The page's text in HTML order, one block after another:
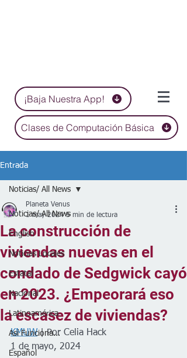
¡Baja Nuestra App!
Clases de Computación Básica
Entrada
Noticias/ All News
English
Noticias Locales
Estatal
Nacional
Latinoamérica
Así Funciona...
Español
Noticias/ All News
La construcción de
viviendas nuevas en el
condado de Sedgwick cayó
en 2023. ¿Empeorará eso
la escasez de viviendas?
Planeta Venus
1 may 2024 5 min de lectura
KMUW | Por Celia Hack
1 de mayo, 2024